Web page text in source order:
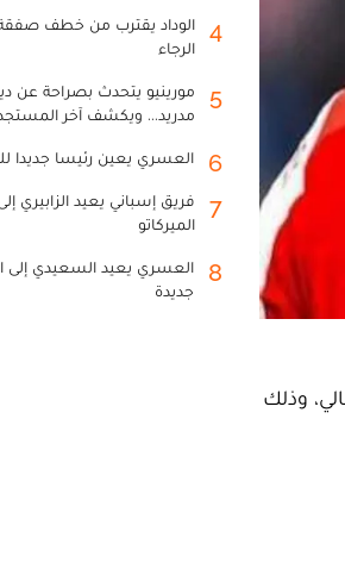
وذلك
4
الوداد يقترب من خطف
الرجاء
5
مورينيو يتحدث بصراحة عن
مدريد... ويكشف آخر
6 العسري يعين رئيسا جديدا
7
فريق إسباني يعيد الزابيري
الميركاتو
8
العسري يعيد السعيدي إلى
جديدة